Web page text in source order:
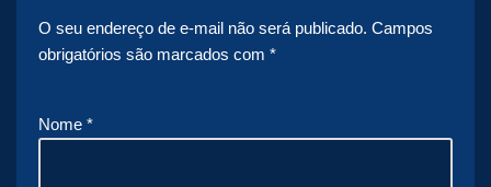
O seu endereço de e-mail não será publicado. Campos
obrigatórios são marcados com *
Nome *